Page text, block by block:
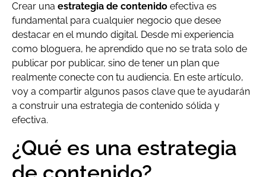
Crear una estrategia de contenido efectiva es
fundamental para cualquier negocio que desee
destacar en el mundo digital. Desde mi experiencia
como bloguera, he aprendido que no se trata solo de
publicar por publicar, sino de tener un plan que
realmente conecte con tu audiencia. En este artículo,
voy a compartir algunos pasos clave que te ayudarán
a construir una estrategia de contenido sólida y
efectiva.
¿Qué es una estrategia